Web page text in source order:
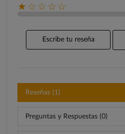
★☆☆☆☆
Escribe tu reseña
Reseñas (1)
Preguntas y Respuestas (0)